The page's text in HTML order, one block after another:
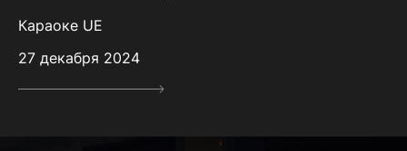
Караоке UE
27 декабря 2024